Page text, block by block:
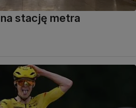
stację metra